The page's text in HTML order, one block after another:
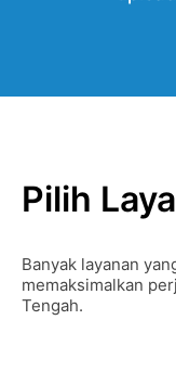
Pilih
Banyak layanan
memaksimalkan
Tengah.